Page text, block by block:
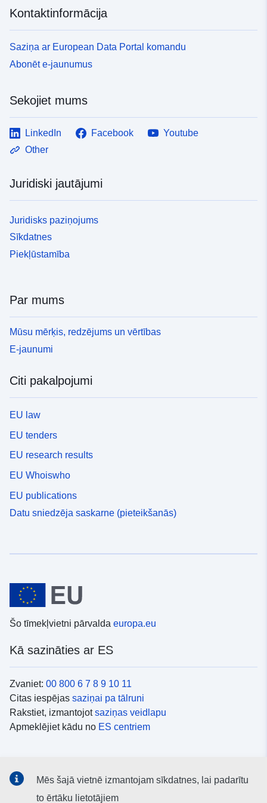
Kontaktinformācija
Saziņa ar European Data Portal komandu
Abonēt e-jaunumus
Sekojiet mums
LinkedIn Facebook
Youtube
Other
Juridiski jautājumi
Juridisks paziņojums
Sīkdatnes
Piekļūstamība
Par mums
Mūsu mērķis, redzējums un vērtības
E-jaunumi
Citi pakalpojumi
EU law
EU tenders
EU research results
EU Whoiswho
EU publications
Datu sniedzēja saskarne (pieteikšanās)
Šo tīmekļvietni pārvalda europa.eu
Kā sazināties ar ES
Zvaniet: 00 800 6 7 8 9 10 11
Citas iespējas saziņai pa tālruni
Rakstiet, izmantojotsaziņas veidlapu
Apmeklējiet kādu no ES centriem
ES kontisociālajos medijos
Mēs šajā vietnē izmantojam sīkdatnes, lai padarītu
to ērtāku lietotājiem